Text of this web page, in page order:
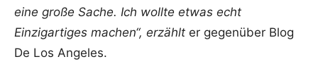
eine große Sache. Ich wollte etwas echt
Einzigartiges machen“, erzählt er gegenüber Blog
De Los Angeles.